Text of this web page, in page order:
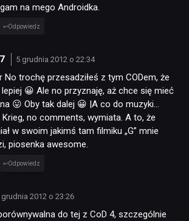
na mego Androidka.
Odpowiedz
5 grudnia 2012 o 22:34
No trochę przesadziłeś z tym CODem, że
😀 Ale no przyznaję, aż chce się mieć
😛 Oby tak dalej 😀 |A co do muzyki…
Krieg, no comments, wymiata. A to, że
w swoim jakimś tam filmiku „G” mnie
piosenka awesome.
Odpowiedz
grudnia 2012 o 23:26
do tej z CoD 4, szczególnie